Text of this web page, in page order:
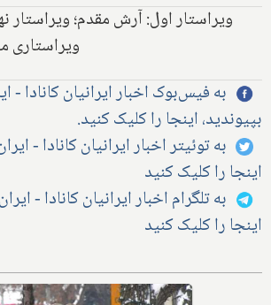
ویراستار اول: آرش مقدم؛ ویراستار
به فیس‌بوک اخبار ایرانیان کانادا -
بپیوندید، اینجا را کلیک کنید.
به توئیتر اخبار ایرانیان کانادا -
اینجا را کلیک کنید
به تلگرام اخبار ایرانیان کانادا -
اینجا را کلیک کنید